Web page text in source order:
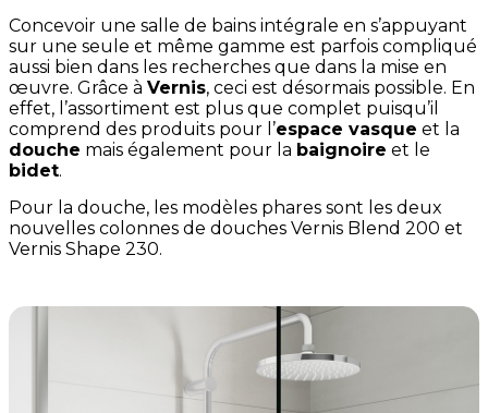
Concevoir une salle de bains intégrale en s’appuyant
sur une seule et même gamme est parfois compliqué
aussi bien dans les recherches que dans la mise en
œuvre. Grâce à Vernis, ceci est désormais possible. En
effet, l’assortiment est plus que complet puisqu’il
comprend des produits pour l’espace vasque et la
douche mais également pour la baignoire et le
bidet.
Pour la douche, les modèles phares sont les deux
nouvelles colonnes de douches Vernis Blend 200 et
Vernis Shape 230.